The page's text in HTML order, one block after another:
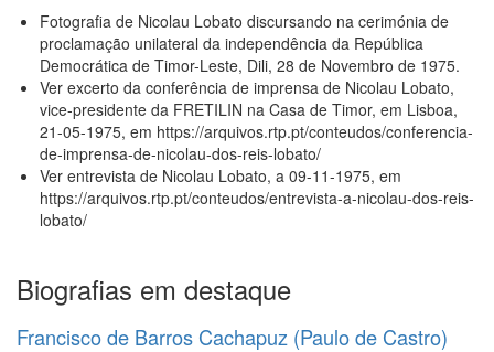
Fotografia de Nicolau Lobato discursando na cerimónia de
proclamação unilateral da independência da República
Democrática de Timor-Leste, Dili, 28 de Novembro de 1975.
Ver excerto da conferência de imprensa de Nicolau Lobato,
vice-presidente da FRETILIN na Casa de Timor, em Lisboa,
21-05-1975, em https://arquivos.rtp.pt/conteudos/conferencia-
de-imprensa-de-nicolau-dos-reis-lobato/
Ver entrevista de Nicolau Lobato, a 09-11-1975, em
https://arquivos.rtp.pt/conteudos/entrevista-a-nicolau-dos-reis-
lobato/
Biografias em destaque
Francisco de Barros Cachapuz (Paulo de Castro)